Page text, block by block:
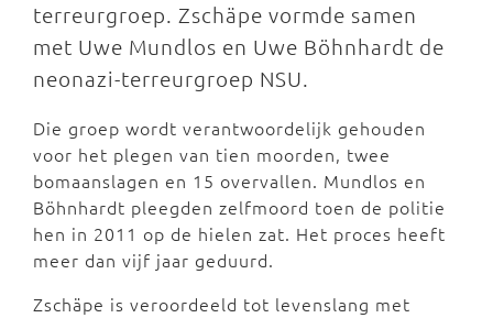
terreurgroep. Zschäpe vormde samen
met Uwe Mundlos en Uwe Böhnhardt de
neonazi-terreurgroep NSU.
Die groep wordt verantwoordelijk gehouden
voor het plegen van tien moorden, twee
bomaanslagen en 15 overvallen. Mundlos en
Böhnhardt pleegden zelfmoord toen de politie
hen in 2011 op de hielen zat. Het proces heeft
meer dan vijf jaar geduurd.
Zschäpe is veroordeeld tot levenslang met